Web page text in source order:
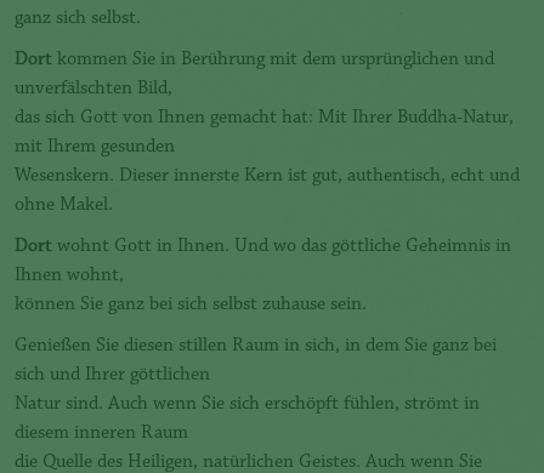
ganz sich selbst.
Dort kommen Sie in Berührung mit dem ursprünglichen und
unverfälschten Bild,
das sich Gott von Ihnen gemacht hat: Mit Ihrer Buddha-Natur,
mit Ihrem gesunden
Wesenskern. Dieser innerste Kern ist gut, authentisch, echt und
ohne Makel.
Dort wohnt Gott in Ihnen. Und wo das göttliche Geheimnis in
Ihnen wohnt,
können Sie ganz bei sich selbst zuhause sein.
Genießen Sie diesen stillen Raum in sich, in dem Sie ganz bei
sich und Ihrer göttlichen
Natur sind. Auch wenn Sie sich erschöpft fühlen, strömt in
diesem inneren Raum
die Quelle des Heiligen, natürlichen Geistes. Auch wenn Sie